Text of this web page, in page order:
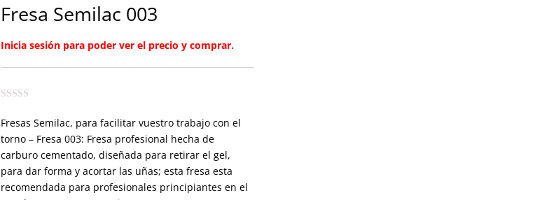
Fresa Semilac 003
Inicia sesión para poder ver el precio y comprar.
Fresas Semilac, para facilitar vuestro trabajo con el
torno – Fresa 003: Fresa profesional hecha de
carburo cementado, diseñada para retirar el gel,
para dar forma y acortar las uñas; esta fresa esta
recomendada para profesionales principiantes en el